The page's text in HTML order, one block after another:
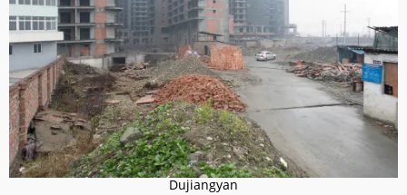
Dujiangyan